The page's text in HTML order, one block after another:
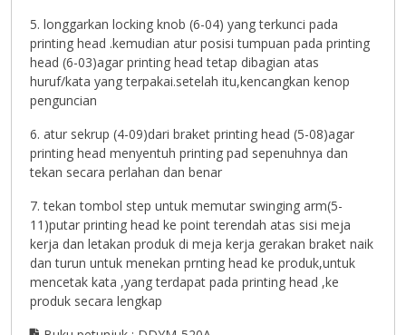
5. longgarkan locking knob (6-04) yang terkunci pada
printing head .kemudian atur posisi tumpuan pada printing
head (6-03)agar printing head tetap dibagian atas
huruf/kata yang terpakai.setelah itu,kencangkan kenop
penguncian
6. atur sekrup (4-09)dari braket printing head (5-08)agar
printing head menyentuh printing pad sepenuhnya dan
tekan secara perlahan dan benar
7. tekan tombol step untuk memutar swinging arm(5-
11)putar printing head ke point terendah atas sisi meja
kerja dan letakan produk di meja kerja gerakan braket naik
dan turun untuk menekan prnting head ke produk,untuk
mencetak kata ,yang terdapat pada printing head ,ke
produk secara lengkap